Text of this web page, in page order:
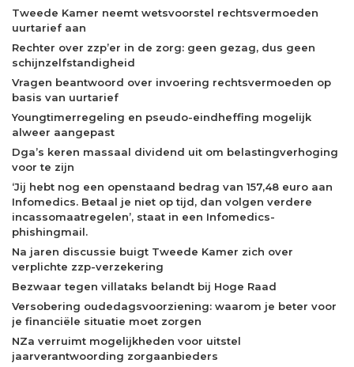
Tweede Kamer neemt wetsvoorstel rechtsvermoeden
uurtarief aan
Rechter over zzp’er in de zorg: geen gezag, dus geen
schijnzelfstandigheid
Vragen beantwoord over invoering rechtsvermoeden op
basis van uurtarief
Youngtimerregeling en pseudo-eindheffing mogelijk
alweer aangepast
Dga’s keren massaal dividend uit om belastingverhoging
voor te zijn
‘Jij hebt nog een openstaand bedrag van 157,48 euro aan
Infomedics. Betaal je niet op tijd, dan volgen verdere
incassomaatregelen’, staat in een Infomedics-
phishingmail.
Na jaren discussie buigt Tweede Kamer zich over
verplichte zzp-verzekering
Bezwaar tegen villataks belandt bij Hoge Raad
Versobering oudedagsvoorziening: waarom je beter voor
je financiële situatie moet zorgen
NZa verruimt mogelijkheden voor uitstel
jaarverantwoording zorgaanbieders